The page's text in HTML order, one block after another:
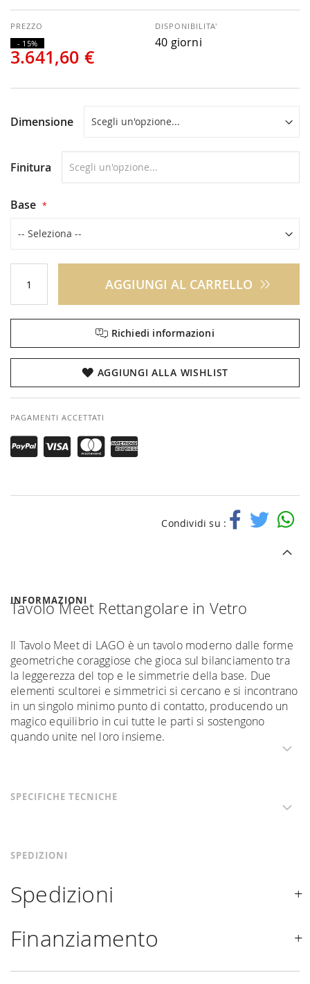
3.641,60 €
- 15%
DISPONIBILITA'
40 giorni
Dimensione
Finitura
Base
AGGIUNGI AL CARRELLO
Richiedi informazioni
AGGIUNGI ALLA WISHLIST
PAGAMENTI ACCETTATI
Condividi su :
INFORMAZIONI
Tavolo Meet Rettangolare in Vetro
Il Tavolo Meet di LAGO è un tavolo moderno dalle forme
geometriche coraggiose che gioca sul bilanciamento tra
la leggerezza del top e le simmetrie della base. Due
elementi scultorei e simmetrici si cercano e si incontrano
in un singolo minimo punto di contatto, producendo un
magico equilibrio in cui tutte le parti si sostengono
quando unite nel loro insieme.
SPECIFICHE TECNICHE
SPEDIZIONI
Spedizioni
Forniture Europaègratuita in Italia
, invece è previsto
Finanziamento